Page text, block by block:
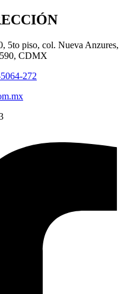
5to piso, col. Nueva Anzures,
CDMX
272